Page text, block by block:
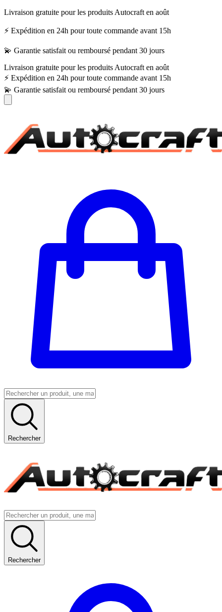
Livraison gratuite pour les produits Autocraft en août
⚡ Expédition en 24h pour toute commande avant 15h
💫 Garantie satisfait ou remboursé pendant 30 jours
Livraison gratuite pour les produits Autocraft en août
⚡ Expédition en 24h pour toute commande avant 15h
💫 Garantie satisfait ou remboursé pendant 30 jours
Rechercher
Rechercher